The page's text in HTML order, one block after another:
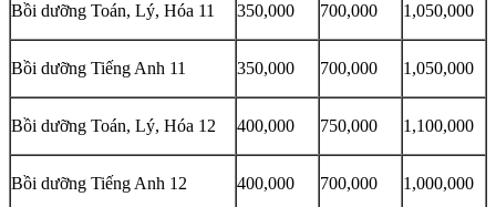
Bồi dưỡng Toán, Lý, Hóa 11 350,000 700,000 1,050,000
Bồi dưỡng Tiếng Anh 11 350,000 700,000 1,050,000
Bồi dưỡng Toán, Lý, Hóa 12 400,000 750,000 1,100,000
Bồi dưỡng Tiếng Anh 12 400,000 700,000 1,000,000